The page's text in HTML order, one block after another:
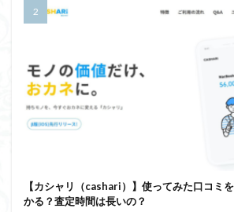
【カシャリ（cashari）】使ってみた口コミ
かる？査定時間は長いの？